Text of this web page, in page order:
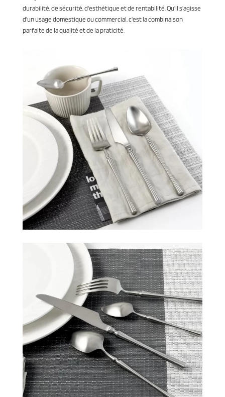
durabilité, de sécurité, d'esthétique et de rentabilité. Qu'il s'agisse
d'un usage domestique ou commercial, c'est la combinaison
parfaite de la qualité et de la praticité.